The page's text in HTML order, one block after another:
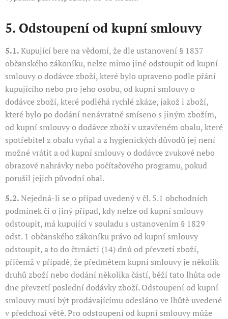
5. Odstoupení od kupní smlouvy
5.1.Kupující bere na vědomí, že dle ustanovení § 1837
občanského zákoníku, nelze mimo jiné odstoupit od kupní
smlouvy o dodávce zboží, které bylo upraveno podle přání
kupujícího nebo pro jeho osobu, od kupní smlouvy o
dodávce zboží, které podléhá rychlé zkáze, jakož i zboží,
které bylo po dodání nenávratně smíseno s jiným zbožím,
od kupní smlouvy o dodávce zboží v uzavřeném obalu, které
spotřebitel z obalu vyňal a z hygienických důvodů jej není
možné vrátit a od kupní smlouvy o dodávce zvukové nebo
obrazové nahrávky nebo počítačového programu, pokud
porušil jejich původní obal.
5.2.Nejedná-li se o případ uvedený v čl. 5.1 obchodních
podmínek či o jiný případ, kdy nelze od kupní smlouvy
odstoupit, má kupující v souladu s ustanovením § 1829
odst. 1 občanského zákoníku právo od kupní smlouvy
odstoupit, a to do čtrnácti (14) dnů od převzetí zboží,
přičemž v případě, že předmětem kupní smlouvy je několik
druhů zboží nebo dodání několika částí, běží tato lhůta ode
dne převzetí poslední dodávky zboží. Odstoupení od kupní
smlouvy musí být prodávajícímu odesláno ve lhůtě uvedené
v předchozí větě. Pro odstoupení od kupní smlouvy může